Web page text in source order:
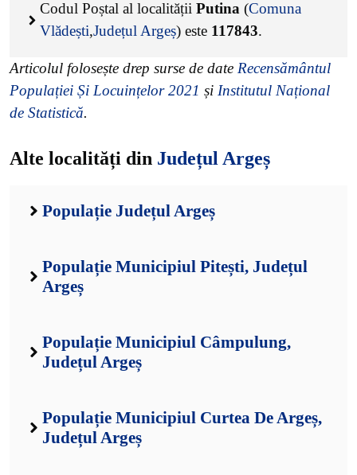
Codul Poștal al localității Putina (Comuna
Vlădești,Județul Argeș) este 117843.
Articolul folosește drep surse de date Recensământul
Populației Și Locuințelor 2021 și Institutul Național
de Statistică.
Alte localități din Județul Argeș
Populație Județul Argeș
Populație Municipiul Pitești, Județul
Argeș
Populație Municipiul Câmpulung,
Județul Argeș
Populație Municipiul Curtea De Argeș,
Județul Argeș